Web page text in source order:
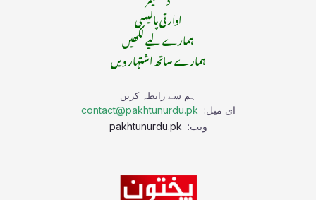
ادارتی پالیسی
ہمارے لیے لکھیں
ہمارے ساتھ اشتہار دیں
ہم سے رابطہ کریں
ای میل: contact@pakhtunurdu.pk
ویب: